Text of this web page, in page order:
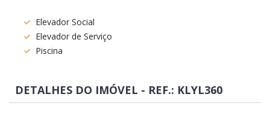
Elevador Social
Elevador de Serviço
Piscina
DETALHES DO IMÓVEL - REF.: KLYL360